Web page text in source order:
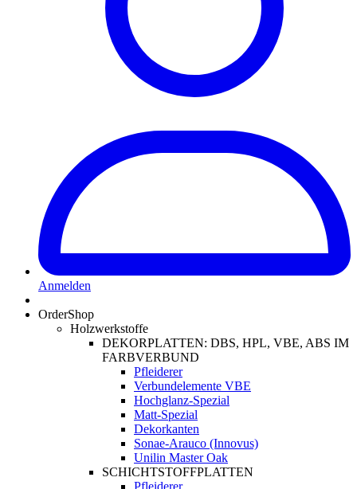
Anmelden
OrderShop
Holzwerkstoffe
DEKORPLATTEN: DBS, HPL, VBE, ABS IM
FARBVERBUND
Pfleiderer
Verbundelemente VBE
Hochglanz-Spezial
Matt-Spezial
Dekorkanten
Sonae-Arauco (Innovus)
Unilin Master Oak
SCHICHTSTOFFPLATTEN
Pfleiderer